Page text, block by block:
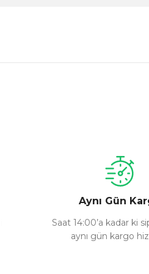
Aynı Gün
Saat 14:00’a kadar ki
aynı gün kargo